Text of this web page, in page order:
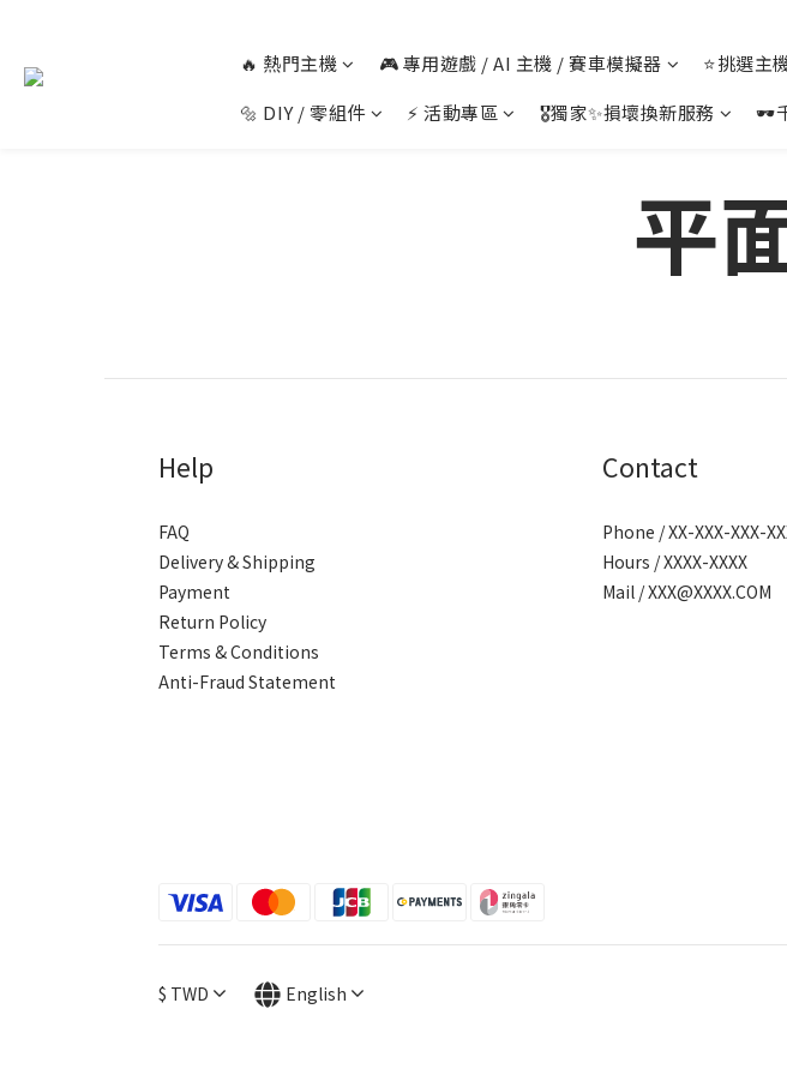
🔥 熱門主機 🎮 專用遊戲 / AI 主機 / 賽車模擬器 ⭐挑選主
🔩 DIY / 零組件
⚡ 活動專區 🎖️獨家✨損壞換新服務 🕶️
平
Help
FAQ
Delivery & Shipping
Payment
Return Policy
Terms & Conditions
Anti-Fraud Statement
Contact
Phone / XX-XXX-XXX-
Hours / XXXX-XXXX
Mail / XXX@XXXX.COM
$ TWD English